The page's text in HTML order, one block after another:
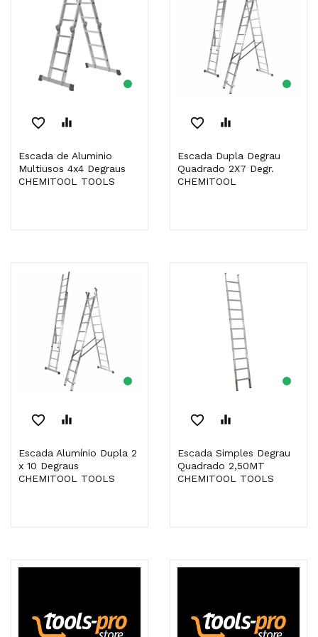
favorite_border equalizer
Escada de Aluminio
Multiusos 4x4 Degraus
CHEMITOOL TOOLS
favorite_border equalizer
Escada Dupla Degrau
Quadrado 2X7 Degr.
CHEMITOOL
favorite_border equalizer
Escada Alumínio Dupla 2
x 10 Degraus
CHEMITOOL TOOLS
favorite_border equalizer
Escada Simples Degrau
Quadrado 2,50MT
CHEMITOOL TOOLS